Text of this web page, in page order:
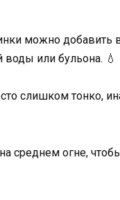
можно добавить
воды или бульона. 💧
слишком тонко,
среднем огне,